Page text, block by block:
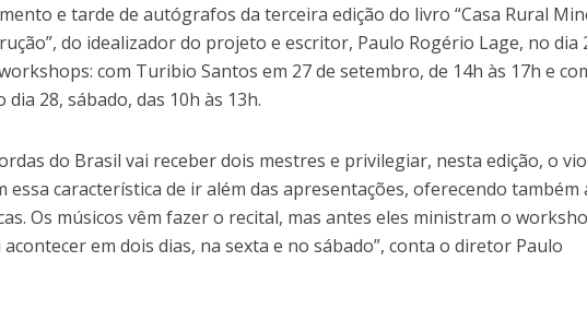
e tarde de autógrafos da terceira edição do livro “Casa Rural
do idealizador do projeto e escritor, Paulo Rogério Lage, no dia
com Turibio Santos em 27 de setembro, de 14h às 17h e
28, sábado, das 10h às 13h.
do Brasil vai receber dois mestres e privilegiar, nesta edição, o
característica de ir além das apresentações, oferecendo também
Os músicos vêm fazer o recital, mas antes eles ministram o
em dois dias, na sexta e no sábado”, conta o diretor Paulo